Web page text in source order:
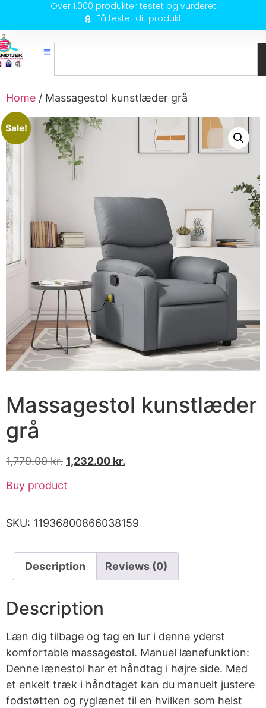
Over 1.000 produkter testet og vurderet
Få testet dit produkt
Home / Massagestol kunstlæder grå
Sale!
Massagestol kunstlæder
grå
1,779.00kr. 1,232.00 kr.
Buy product
SKU: 11936800866038159
Description Reviews (0)
Description
Læn dig tilbage og tag en lur i denne yderst
komfortable massagestol. Manuel lænefunktion:
Denne lænestol har et håndtag i højre side. Med
et enkelt træk i håndtaget kan du manuelt justere
fodstøtten og ryglænet til en hvilken som helst